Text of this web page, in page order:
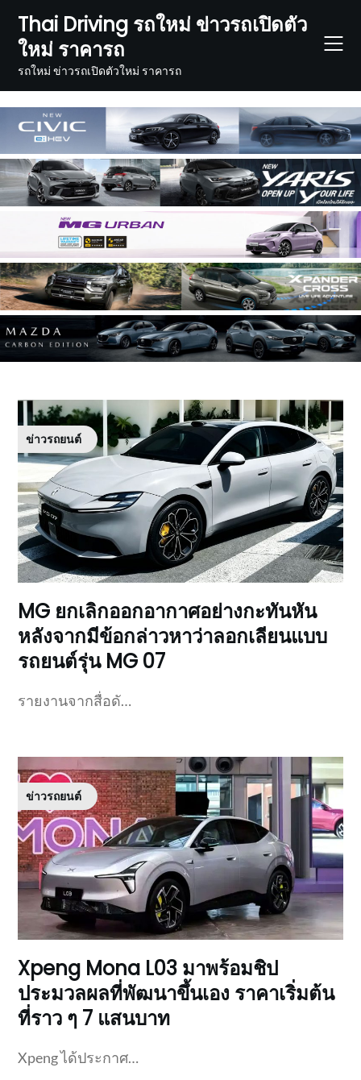
content
Thai Driving รถใหม่ ข่าวรถเปิดตัว
ใหม่ ราคารถ
รถใหม่ ข่าวรถเปิดตัวใหม่ ราคารถ
ข่าวรถยนต์
MG ยกเลิกออกอากาศอย่างกะทันหัน
หลังจากมีข้อกล่าวหาว่าลอกเลียนแบบ
รถยนต์รุ่น MG 07
รายงานจากสื่อดั…
ข่าวรถยนต์
Xpeng Mona L03 มาพร้อมชิป
ประมวลผลที่พัฒนาขึ้นเอง ราคาเริ่มต้น
ที่ราว ๆ 7 แสนบาท
Xpeng ได้ประกาศ…